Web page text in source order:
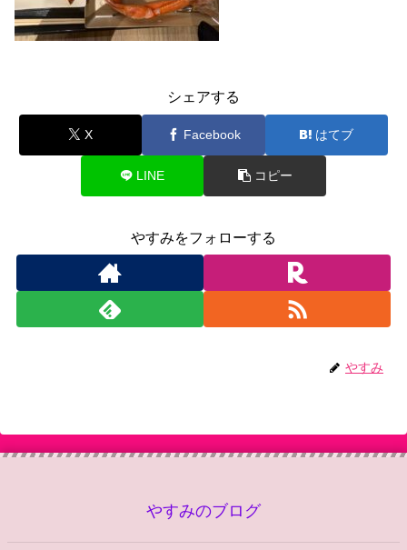
シェアする
X Facebook はてブ
LINE コピー
やすみをフォローする
やすみ
やすみのブログ